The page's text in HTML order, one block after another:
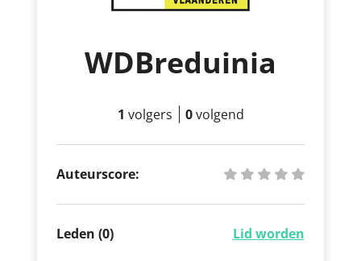
WDBreduinia
1 volgers 0volgend
Auteurscore:
Leden (0) Lid worden